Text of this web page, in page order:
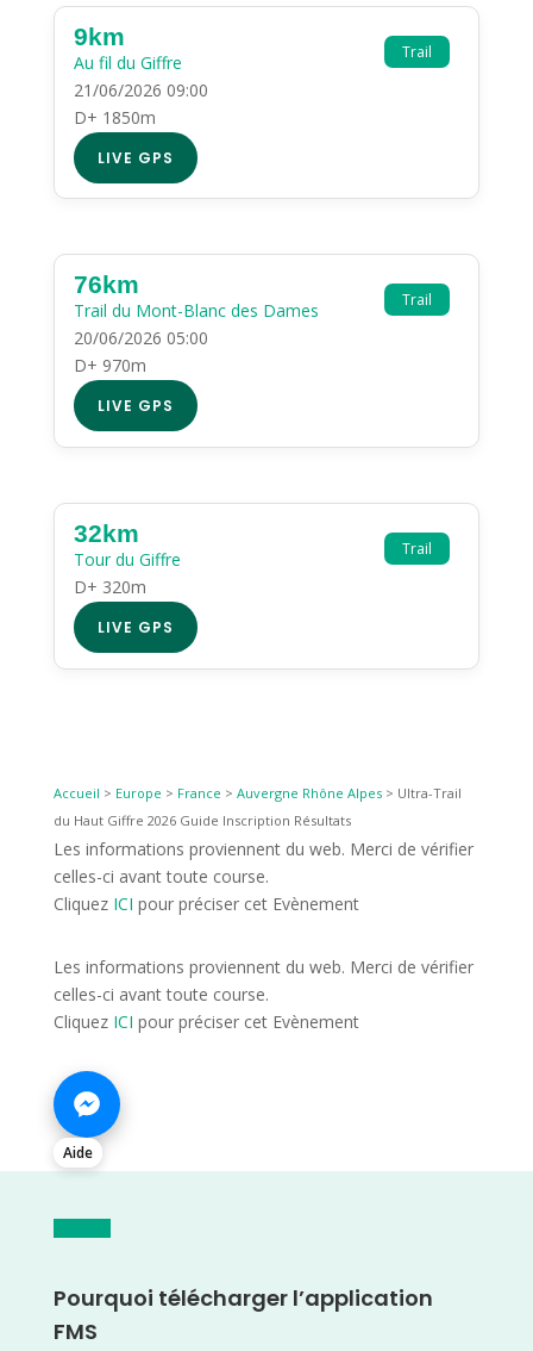
Trail
9km
Au fil du Giffre
21/06/2026 09:00
D+ 1850m
LIVE GPS
Trail
76km
Trail du Mont-Blanc des Dames
20/06/2026 05:00
D+ 970m
LIVE GPS
Trail
32km
Tour du Giffre
D+ 320m
LIVE GPS
Accueil > Europe > France > Auvergne Rhône Alpes> Ultra-Trail
du Haut Giffre 2026 Guide Inscription Résultats
Les informations proviennent du web. Merci de vérifier
celles-ci avant toute course.
Cliquez ICI pour préciser cet Evènement
Les informations proviennent du web. Merci de vérifier
celles-ci avant toute course.
Cliquez ICI pour préciser cet Evènement
Aide
Pourquoi télécharger l’application
FMS